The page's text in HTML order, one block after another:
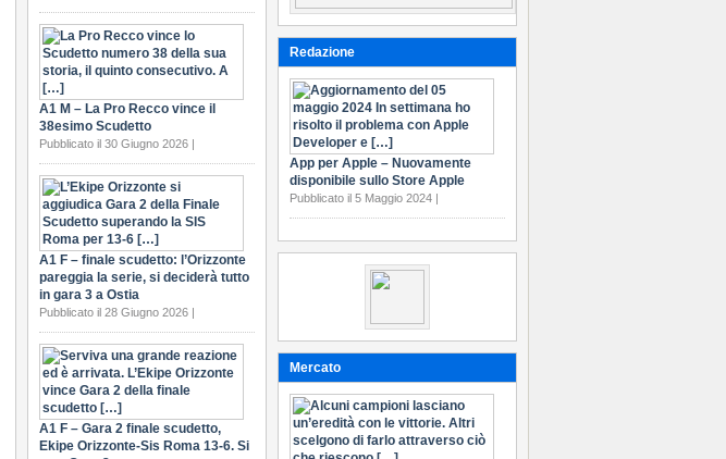
Redazione
App per Apple – Nuovamente
disponibile sullo Store Apple
Pubblicato il 5 Maggio 2024 |
Mercato
A1 M – La Pro Recco vince il
38esimo Scudetto
Pubblicato il 30 Giugno 2026 |
A1 F – finale scudetto: l’Orizzonte
pareggia la serie, si deciderà tutto
in gara 3 a Ostia
Pubblicato il 28 Giugno 2026 |
A1 F – Gara 2 finale scudetto,
Ekipe Orizzonte-Sis Roma 13-6. Si